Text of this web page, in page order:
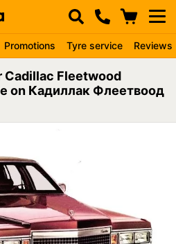
Promotions Tyre service Reviews
Cadillac Fleetwood
on Кадиллак Флеетвоод